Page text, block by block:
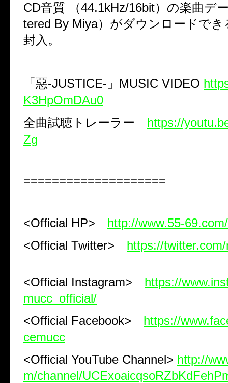
CD音質 （44.1kHz/16bit）の楽曲デ
tered By Miya）がダウンロードで
封入。
「惡-JUSTICE- 」 MUSIC VIDEO
K3HpOmDAu0
全曲試聴トレーラー https://
Zg
====================
<Official HP>
http://www.55-69.com/
<Official Twitter>
https://
<Official Instagram>
https://
mucc_official/
<Official Facebook>
https://
cemucc
<Official YouTube Channel> http://
m/channel/